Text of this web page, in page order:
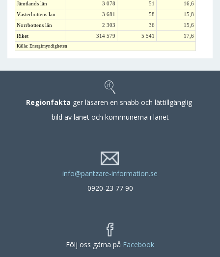
Jämtlands län
3 078 51
16,6
Västerbottens län
3 681 58
15,8
Norrbottens län
2 303 36
15,6
Riket
314 579 5 541 17,6
Källa: Energimyndigheten
Regionfakta ger läsaren en snabb och lättillgänglig
bild av länet och kommunerna i länet
info@pantzare-information.se
0920-23 77 90
Följ oss gärna på Facebook